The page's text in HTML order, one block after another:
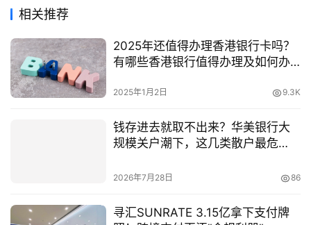
相关推荐
2025年还值得办理香港银行卡吗？
有哪些香港银行值得办理及如何办
2025年1月2日 9.3K
钱存进去就取不出来？华美银行大
规模关户潮下，这几类散户最危
2026年7月28日 86
寻汇SUNRATE 3.15亿拿下支付牌